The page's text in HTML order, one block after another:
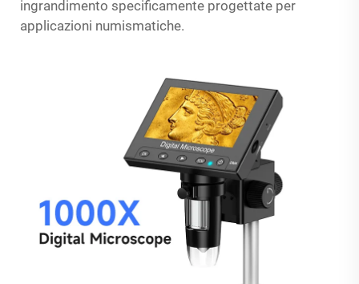
ingrandimento specificamente progettate per
applicazioni numismatiche.